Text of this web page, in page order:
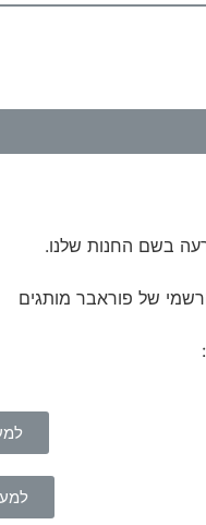
בשם החנות שלנו.
של פוראבר מותגים